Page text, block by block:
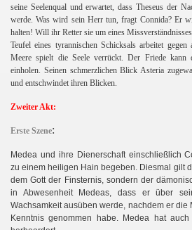
seine Seelenqual und erwartet, dass Theseus der
werde. Was wird sein Herr tun, fragt Connida? Er
halten! Will ihr Retter sie um eines
Teufel eines tyrannischen Schicksals arbeitet
Meere spielt die Seele verrückt. Der Friede kann
einholen. Seinen schmerzlichen Blick Asteria
und entschwindet ihren Blicken.
Zweiter Akt:
Erste Szene:
Medea und ihre Dienerschaft einschließlich
zu einem heiligen Hain begeben. Diesmal gilt
dem Gott der Finsternis, sondern der
in Abwesenheit Medeas, dass er über
Wachsamkeit ausüben werde, nachdem er die
Kenntnis genommen habe. Medea hat